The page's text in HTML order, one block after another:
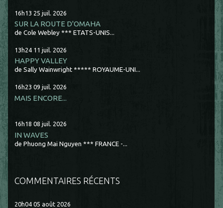
16h13 25 juil. 2026
SUR LA ROUTE D'OMAHA
de Cole Webley *** ETATS-UNIS...
13h24 11 juil. 2026
HAPPY VALLEY
de Sally Wainwright ***** ROYAUME-UNI...
16h23 09 juil. 2026
MAIS ENCORE...
16h18 08 juil. 2026
IN WAVES
de Phuong Mai Nguyen *** FRANCE -...
COMMENTAIRES RÉCENTS
20h04 05 août 2026